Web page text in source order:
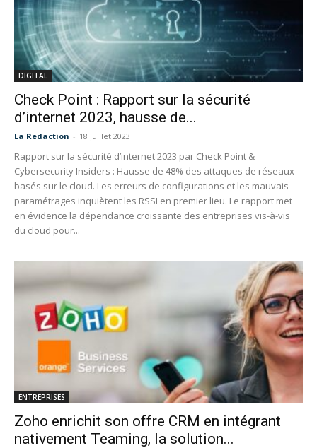
DIGITAL
Check Point : Rapport sur la sécurité
d’internet 2023, hausse de...
La Redaction - 18 juillet 2023
Rapport sur la sécurité d’internet 2023 par Check Point &
Cybersecurity Insiders : Hausse de 48% des attaques de réseaux
basés sur le cloud. Les erreurs de configurations et les mauvais
paramétrages inquiètent les RSSI en premier lieu. Le rapport met
en évidence la dépendance croissante des entreprises vis-à-vis
du cloud pour...
ENTREPRISES
Zoho enrichit son offre CRM en intégrant
nativement Teaming, la solution...